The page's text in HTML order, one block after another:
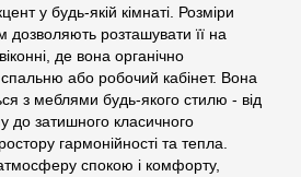
у будь-якій кімнаті. Розміри
розташувати її на
де вона органічно
або робочий кабінет. Вона
з меблями будь-якого стилю - від
до затишного класичного
гармонійності та тепла.
спокою і комфорту,